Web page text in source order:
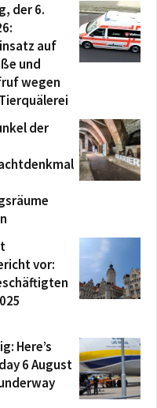
der 6.
auf
und
wegen
der
vor:
Here’s
6 August